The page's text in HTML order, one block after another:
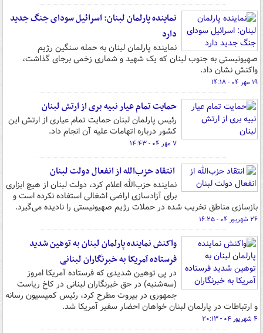
نماینده پارلمان لبنان: اسرائیل سودای جنگ جدید
دارد
نماینده پارلمان لبنان به حمله سنگین رژیم
صهیونیستی به جنوب لبنان که یک شهید و شماری زخمی برجای گذاشت،
واکنش نشان داد.
۱۹ مهر ۰۴ - ۱۴:۱۸
حمایت تمام عیار نبیه بری از ارتش لبنان
رئیس پارلمان لبنان حمایت تمام عیاری از ارتش این
کشور درباره اتهامات علیه آن انجام داد.
۷ مهر ۰۴ - ۱۴:۴۳
انتقاد حزب‌الله از انفعال دولت لبنان
نماینده حزب‌الله اعلام کرد، دولت لبنان از هیچ ابزاری
برای آزادسازی اراضی اشغالی استفاده نکرده است و
بازسازی مناطق تخریب شده در حملات رژیم صهیونیستی را نادیده می‌گیرد.
۲۶ شهریور ۰۴ - ۱۶:۲۵
واکنش نماینده پارلمان لبنان به توهین شدید
فرستاده آمریکا به خبرنگاران لبنانی
در پی توهین شدیدی که فرستاده آمریکا امروز
(سه‌شنبه) در حق خبرنگاران لبنانی در کاخ ریاست
جمهوری در بیروت مطرح کرد، رئیس کمیسیون رسانه
و ارتباطات در پارلمان لبنان خواهان احضار سفیر آمریکا شد.
۴ شهریور ۰۴ - ۲۰:۱۳